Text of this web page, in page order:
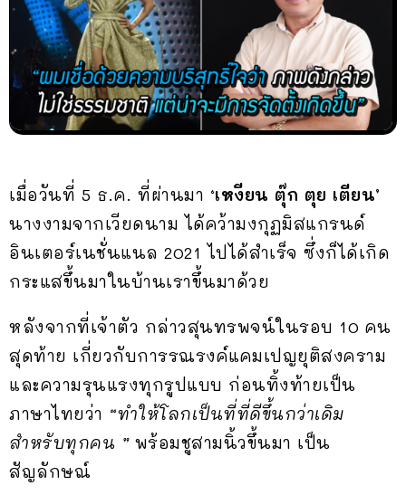
เมื่อวันที่ 5 ธ.ค. ที่ผ่านมา ‘เหงียน ตุ๊ก ตุย เตียน’
นางงามจากเวียดนาม ได้คว้ามงกุฏมิสแกรนด์
อินเตอร์เนชั่นแนล 2021 ไปได้สำเร็จ ซึ่งก็ได้เกิด
กระแสขึ้นมาในบ้านเราขึ้นมาด้วย
หลังจากที่เจ้าตัว กล่าวสุนทรพจน์ในรอบ 10 คน
สุดท้าย เกี่ยวกับการรณรงค์แคมเปญยุติสงคราม
และความรุนแรงทุกรูปแบบ ก่อนทิ้งท้ายเป็น
ภาษาไทยว่า “ทำให้โลกเป็นที่ที่ดีขึ้นกว่าเดิม
สำหรับทุกคน ”พร้อมชูสามนิ้วขึ้นมา เป็น
สัญลักษณ์